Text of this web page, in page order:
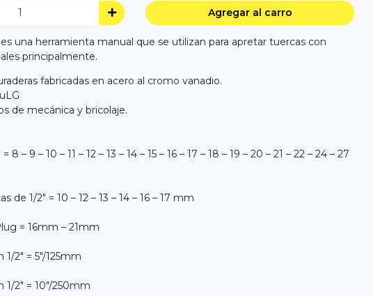
Agregar al carro
una herramienta manual que se utilizan para apretar tuercas con
principalmente.
fabricadas en acero al cromo vanadio.
de mecánica y bricolaje.
8 – 9 – 10 – 11 – 12 – 13 – 14 – 15 – 16 – 17 – 18 – 19 – 20 – 21 – 22 – 24 – 27
de 1/2" = 10 – 12 – 13 – 14 – 16 – 17 mm
= 16mm – 21mm
1/2" = 5"/125mm
1/2" = 10"/250mm